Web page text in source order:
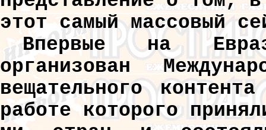
этот самый массовый
Впервые на
организован
вещательного
работе которого